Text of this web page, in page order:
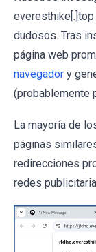
dudosos. Tras
página web
navegador y
(probablemente
La mayoría de
páginas
redirecciones
redes